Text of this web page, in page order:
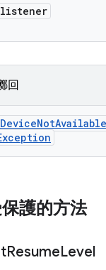
listener
回
DeviceNotAvailable
護的方法
ResumeLevel